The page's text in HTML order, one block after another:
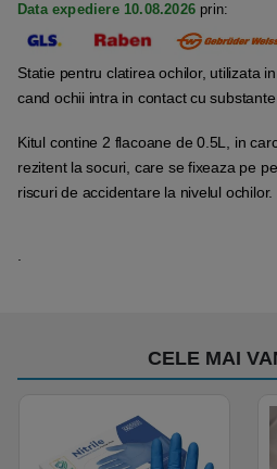
Data expediere 10.08.2026 prin:
Statie pentru clatirea ochilor, utilizata
cand ochii intra in contact cu
Kitul contine 2 flacoane de 0.5L, in
rezitent la socuri, care se fixeaza pe
riscuri de accidentare la nivelul ochilor.
.
CELE MAI